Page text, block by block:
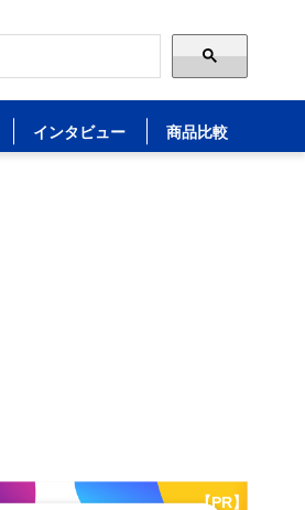
インタビュー 商品比較
【PR】